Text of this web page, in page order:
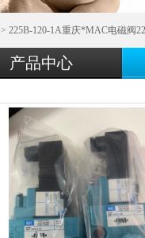
> 225B-120-1A重庆*MAC电磁阀
产品中心